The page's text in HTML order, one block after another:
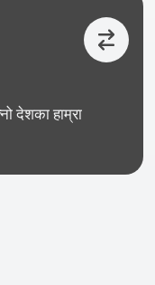
देशका हाम्रा